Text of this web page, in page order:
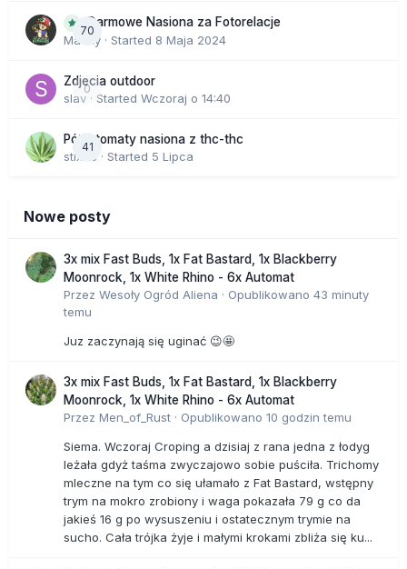
70
Darmowe Nasiona za Fotorelacje
Macky · Started 8 Maja 2024
0
Zdjecia outdoor
slav · Started Wczoraj o 14:40
41
Półautomaty nasiona z thc-thc
stix33 · Started 5 Lipca
Nowe posty
3x mix Fast Buds, 1x Fat Bastard, 1x Blackberry
Moonrock, 1x White Rhino - 6x Automat
Przez Wesoły Ogród Aliena · Opublikowano 43 minuty
temu
Juz zaczynają się uginać 😉🤩
3x mix Fast Buds, 1x Fat Bastard, 1x Blackberry
Moonrock, 1x White Rhino - 6x Automat
Przez Men_of_Rust · Opublikowano 10 godzin temu
Siema. Wczoraj Croping a dzisiaj z rana jedna z łodyg
leżała gdyż taśma zwyczajowo sobie puściła. Trichomy
mleczne na tym co się ułamało z Fat Bastard, wstępny
trym na mokro zrobiony i waga pokazała 79 g co da
jakieś 16 g po wysuszeniu i ostatecznym trymie na
sucho. Cała trójka żyje i małymi krokami zbliża się ku...